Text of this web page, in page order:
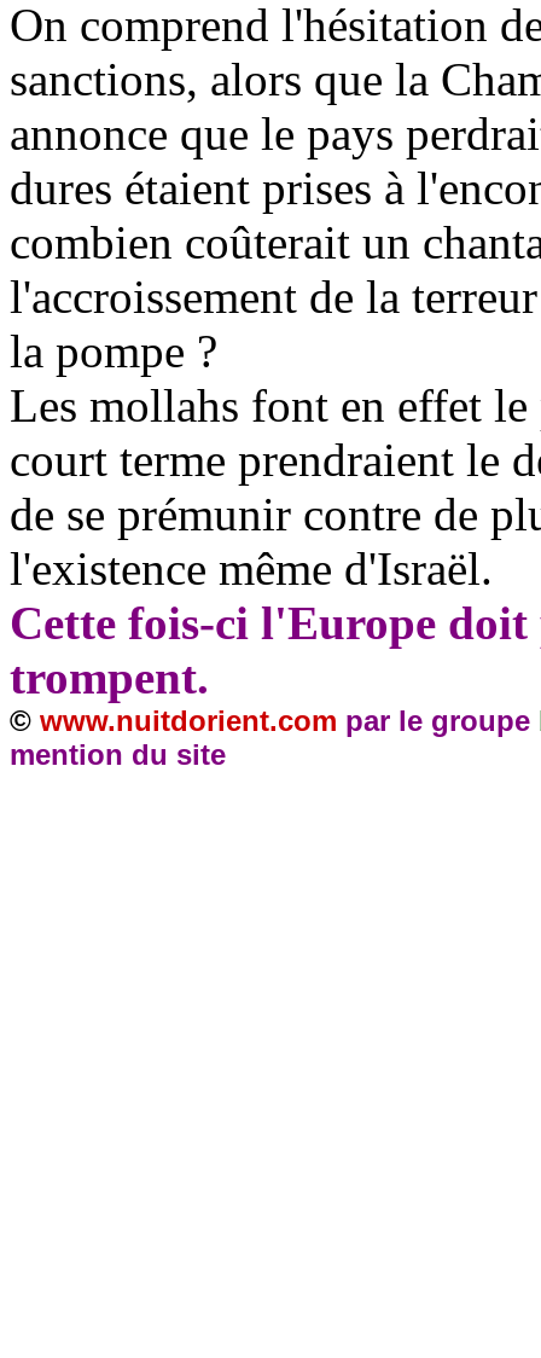
On comprend l'hésitation
sanctions, alors que la
annonce que le pays
dures étaient prises à
combien coûterait un
l'accroissement de la
la pompe ?
Les mollahs font en effet
court terme prendraient le
de se prémunir contre de
l'existence même d'Israël.
Cette fois-ci l'Europe doit
trompent.
© www.nuitdorient.com par le groupe
mention du site